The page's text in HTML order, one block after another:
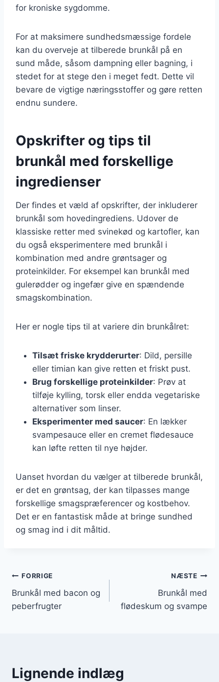
for kroniske sygdomme.
For at maksimere sundhedsmæssige fordele
kan du overveje at tilberede brunkål på en
sund måde, såsom dampning eller bagning, i
stedet for at stege den i meget fedt. Dette vil
bevare de vigtige næringsstoffer og gøre retten
endnu sundere.
Opskrifter og tips til
brunkål med forskellige
ingredienser
Der findes et væld af opskrifter, der inkluderer
brunkål som hovedingrediens. Udover de
klassiske retter med svinekød og kartofler, kan
du også eksperimentere med brunkål i
kombination med andre grøntsager og
proteinkilder. For eksempel kan brunkål med
gulerødder og ingefær give en spændende
smagskombination.
Her er nogle tips til at variere din brunkålret:
Tilsæt friske krydderurter: Dild, persille
eller timian kan give retten et friskt pust.
Brug forskellige proteinkilder: Prøv at
tilføje kylling, torsk eller endda vegetariske
alternativer som linser.
Eksperimenter med saucer: En lækker
svampesauce eller en cremet flødesauce
kan løfte retten til nye højder.
Uanset hvordan du vælger at tilberede brunkål,
er det en grøntsag, der kan tilpasses mange
forskellige smagspræferencer og kostbehov.
Det er en fantastisk måde at bringe sundhed
og smag ind i dit måltid.
Indlægsnavigation
FORRIGE
Brunkål med bacon og
peberfrugter
NÆSTE
Brunkål med
flødeskum og svampe
Lignende indlæg